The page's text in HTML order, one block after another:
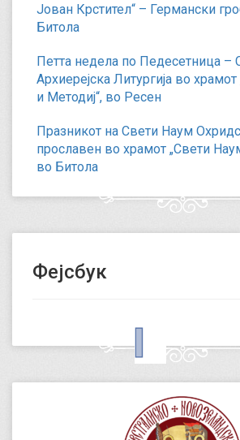
Јован Крстител“ – Германски
Битола
Петта недела по Педесетница –
Архиерејска Литургија во
и Методиј“, во Ресен
Празникот на Свети Наум
прославен во храмот „Свети
во Битола
Фејсбук